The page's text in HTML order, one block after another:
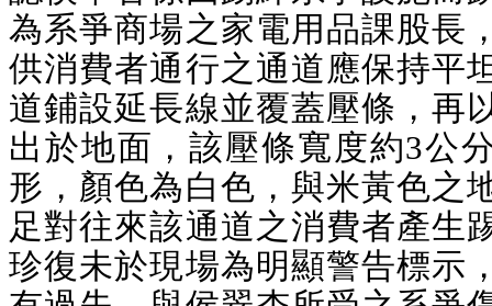
為系爭商場之家電用品課股長
供消費者通行之通道應保持平
道鋪設延長線並覆蓋壓條，再
出於地面，該壓條寬度約3公
形，顏色為白色，與米黃色之
足對往來該通道之消費者產生
珍復未於現場為明顯警告標示